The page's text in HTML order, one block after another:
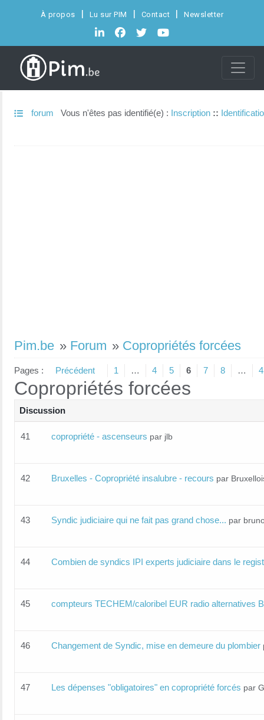
À propos Lu sur PIM Contact Newsletter
forum Vous n'êtes pas identifié(e) : Inscription ::
Pim.be » Forum » Copropriétés forcées
Pages : Précédent 1 … 4 5 6 7 8 …
Copropriétés forcées
Discussion
41 copropriété - ascenseurs par jlb
42 Bruxelles - Copropriété insalubre - recours par
43 Syndic judiciaire qui ne fait pas grand chose... par
44 Combien de syndics IPI experts judiciaire dans le
45 compteurs TECHEM/caloribel EUR radio alternatives
46 Changement de Syndic, mise en demeure du plombier
47 Les dépenses "obligatoires" en copropriété forcés par